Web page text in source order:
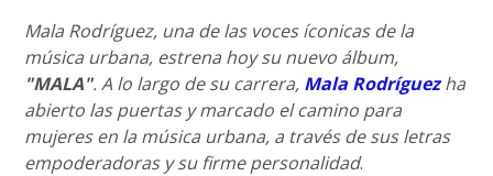
Mala Rodríguez, una de las voces íconicas de la
música urbana, estrena hoy su nuevo álbum,
"MALA". A lo largo de su carrera, Mala Rodríguezha
abierto las puertas y marcado el camino para
mujeres en la música urbana, a través de sus letras
empoderadoras y su firme personalidad.